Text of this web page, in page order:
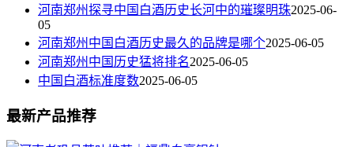
河南郑州探寻中国白酒历史长河中的璀璨明珠2025-06-
05
河南郑州中国白酒历史最久的品牌是哪个2025-06-05
河南郑州中国历史猛将排名2025-06-05
中国白酒标准度数2025-06-05
最新产品推荐